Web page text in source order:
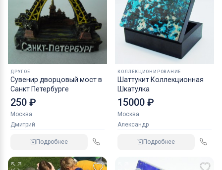
ДРУГОЕ
Сувенир дворцовый мост в
Санкт Петербурге
250 ₽
Москва
Дмитрий
Подробнее
КОЛЛЕКЦИОНИРОВАНИЕ
Шаттукит Коллекционная
Шкатулка
15000 ₽
Москва
Александр
Подробнее